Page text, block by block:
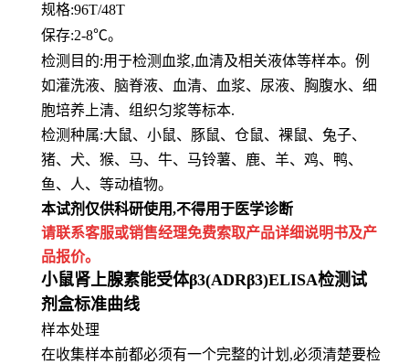
规格:96T/48T
保存:2-8℃。
检测目的:用于检测血浆,血清及相关液体等样本。例
如灌洗液、脑脊液、血清、血浆、尿液、胸腹水、细
胞培养上清、组织匀浆等标本.
检测种属:大鼠、小鼠、豚鼠、仓鼠、裸鼠、兔子、
猪、犬、猴、马、牛、马铃薯、鹿、羊、鸡、鸭、
鱼、人、等动植物。
本试剂仅供科研使用,不得用于医学诊断
请联系客服或销售经理免费索取产品详细说明书及产
品报价。
小鼠肾上腺素能受体β3(ADRβ3)ELISA检测试
剂盒标准曲线
样本处理
在收集样本前都必须有一个完整的计划,必须清楚要检